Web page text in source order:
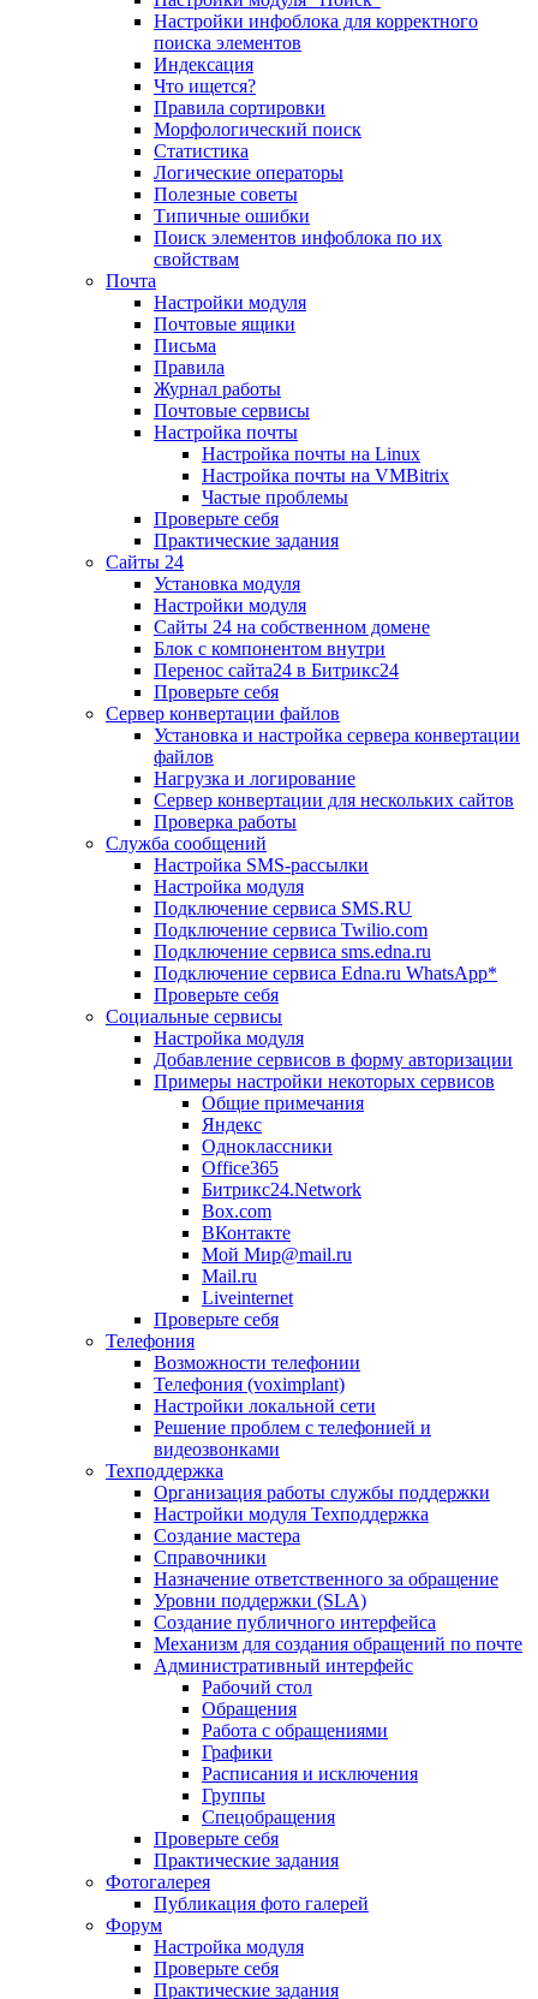
Настройки инфоблока для корректного
поиска элементов
Индексация
Что ищется?
Правила сортировки
Морфологический поиск
Статистика
Логические операторы
Полезные советы
Типичные ошибки
Поиск элементов инфоблока по их
свойствам
Почта
Настройки модуля
Почтовые ящики
Письма
Правила
Журнал работы
Почтовые сервисы
Настройка почты
Настройка почты на Linux
Настройка почты на VMBitrix
Частые проблемы
Проверьте себя
Практические задания
Сайты 24
Установка модуля
Настройки модуля
Сайты 24 на собственном домене
Блок с компонентом внутри
Перенос сайта24 в Битрикс24
Проверьте себя
Сервер конвертации файлов
Установка и настройка сервера конвертации
файлов
Нагрузка и логирование
Сервер конвертации для нескольких сайтов
Проверка работы
Служба сообщений
Настройка SMS-рассылки
Настройка модуля
Подключение сервиса SMS.RU
Подключение сервиса Twilio.com
Подключение сервиса sms.edna.ru
Подключение сервиса Edna.ru WhatsApp*
Проверьте себя
Социальные сервисы
Настройка модуля
Добавление сервисов в форму авторизации
Примеры настройки некоторых сервисов
Общие примечания
Яндекс
Одноклассники
Office365
Битрикс24.Network
Box.com
ВКонтакте
Мой Мир@mail.ru
Mail.ru
Liveinternet
Проверьте себя
Телефония
Возможности телефонии
Телефония (voximplant)
Настройки локальной сети
Решение проблем с телефонией и
видеозвонками
Техподдержка
Организация работы службы поддержки
Настройки модуля Техподдержка
Создание мастера
Справочники
Назначение ответственного за обращение
Уровни поддержки (SLA)
Создание публичного интерфейса
Механизм для создания обращений по почте
Административный интерфейс
Рабочий стол
Обращения
Работа с обращениями
Графики
Расписания и исключения
Группы
Спецобращения
Проверьте себя
Практические задания
Фотогалерея
Публикация фото галерей
Форум
Настройка модуля
Проверьте себя
Практические задания